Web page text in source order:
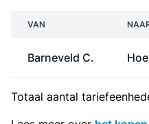
VAN
Barneveld C.
Totaal aantal